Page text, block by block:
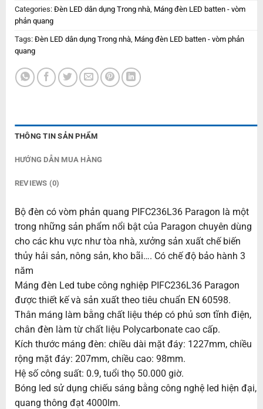
Categories: Đèn LED dân dụng Trong nhà, Máng đèn LED batten - vòm
phản quang
Tags: Đèn LED dân dụng Trong nhà, Máng đèn LED batten - vòm phản
quang
THÔNG TIN SẢN PHẨM
HƯỚNG DẪN MUA HÀNG
REVIEWS (0)
Bộ đèn có vòm phản quang PIFC236L36 Paragon là một
trong những sản phẩm nổi bật của Paragon chuyên dùng
cho các khu vực như tòa nhà, xưởng sản xuất chế biến
thủy hải sản, nông sản, kho bãi…. Có chế độ bảo hành 3
năm
Máng đèn Led tube công nghiệp PIFC236L36 Paragon
được thiết kế và sản xuất theo tiêu chuẩn EN 60598.
Thân máng làm bằng chất liệu thép có phủ sơn tĩnh điện,
chân đèn làm từ chất liệu Polycarbonate cao cấp.
Kích thước máng đèn: chiều dài mặt đáy: 1227mm, chiều
rộng mặt đáy: 207mm, chiều cao: 98mm.
Hệ số công suất: 0.9, tuổi thọ 50.000 giờ.
Bóng led sử dụng chiếu sáng bằng công nghệ led hiện đại,
quang thông đạt 4000lm.